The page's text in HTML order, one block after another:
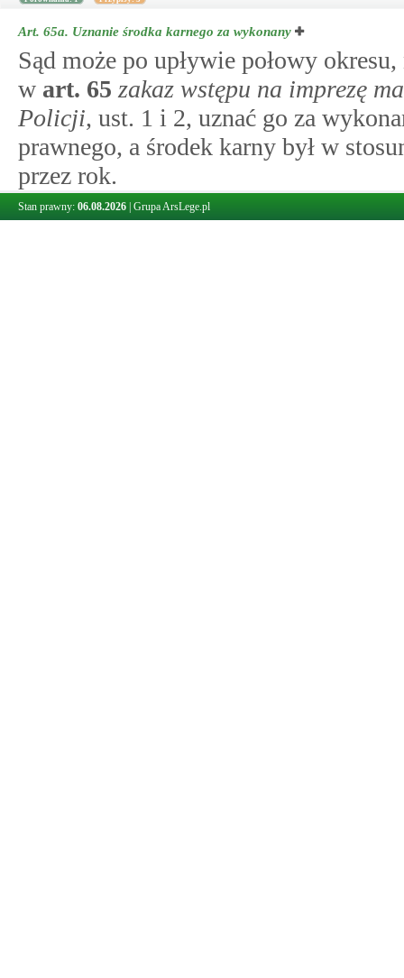
Art. 65a. Uznanie środka karnego za wykonany
Sąd może po upływie połowy
w art. 65 zakaz wstępu na imprezę
Policji, ust. 1 i 2, uznać go za
prawnego, a środek karny był w
przez rok.
Przypisy: 1
Stan prawny: 06.08.2026 Grupa ArsLege.pl